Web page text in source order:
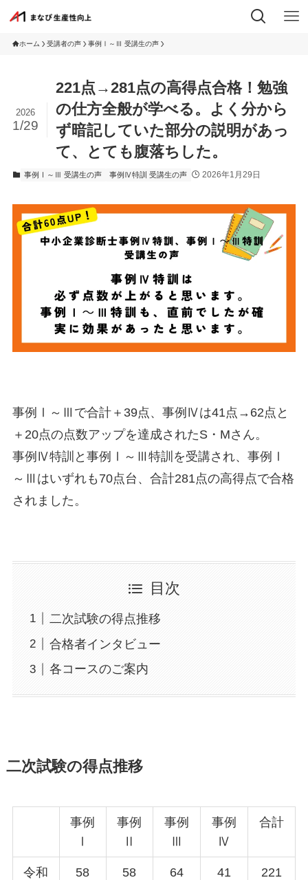
ホーム 受講者の声 事例Ⅰ～Ⅲ 受講生の声
221点→281点の高得点合格！勉強
の仕方全般が学べる。よく分から
ず暗記していた部分の説明があっ
て、とても腹落ちした。
2026
1/29
事例Ⅰ～Ⅲ 受講生の声 事例Ⅳ特訓 受講生の声 2026年1月29日
事例Ⅰ～Ⅲで合計＋39点、事例Ⅳは41点→62点と
＋20点の点数アップを達成されたS・Mさん。
事例Ⅳ特訓と事例Ⅰ～Ⅲ特訓を受講され、事例Ⅰ
～Ⅲはいずれも70点台、合計281点の高得点で合格
されました。
目次
二次試験の得点推移
合格者インタビュー
各コースのご案内
二次試験の得点推移
事例
Ⅰ
事例
Ⅱ
事例
Ⅲ
事例
Ⅳ
合計
令和
58 58 64 41 221